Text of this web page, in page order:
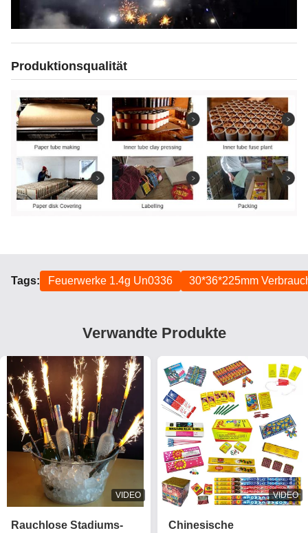
Produktionsqualität
Tags: Feuerwerke 1.4g Un0336 30*36*225mm
Verwandte Produkte
VIDEO
Rauchlose Stadiums-
VIDEO
Chinesische